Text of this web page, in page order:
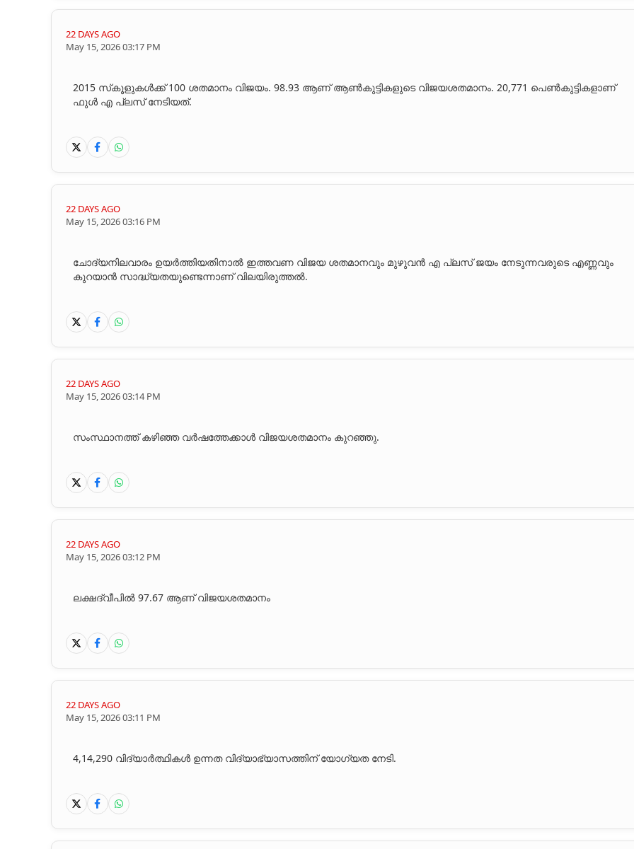
22 DAYS AGO
May 15, 2026 03:17 PM
2015 സ്‌കൂളുകൾക്ക് 100 ശതമാനം വിജയം. 98.93 ആണ് ആൺകുട്ടികളുടെ വിജയശതമാനം. 20,771 പെൺകുട്ടികളാണ്
ഫുൾ എ പ്ലസ് നേടിയത്.
22 DAYS AGO
May 15, 2026 03:16 PM
ചോദ്യനിലവാരം ഉയർത്തിയതിനാൽ ഇത്തവണ വിജയ ശതമാനവും മുഴുവൻ എ പ്ലസ് ജയം നേടുന്നവരുടെ എണ്ണവും
കുറയാൻ സാദ്ധ്യതയുണ്ടെന്നാണ് വിലയിരുത്തൽ.
22 DAYS AGO
May 15, 2026 03:14 PM
സംസ്ഥാനത്ത് കഴിഞ്ഞ വർഷത്തേക്കാൾ വിജയശതമാനം കുറഞ്ഞു.
22 DAYS AGO
May 15, 2026 03:12 PM
ലക്ഷദ്വീപിൽ 97.67 ആണ് വിജയശതമാനം
22 DAYS AGO
May 15, 2026 03:11 PM
4,14,290 വിദ്യാർത്ഥികൾ ഉന്നത വിദ്യാഭ്യാസത്തിന് യോഗ്യത നേടി.